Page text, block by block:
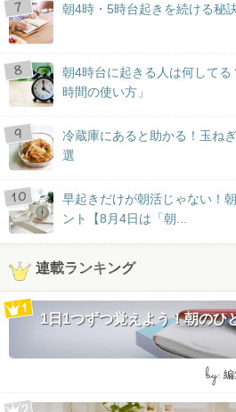
朝4時・5時台起きを続ける秘
朝4時台に起きる人は何して
時間の使い方」
冷蔵庫にあると助かる！玉ね
選
早起きだけが朝活じゃない！
ント【8月4日は「朝...
連載ランキング
1日1つずつ覚えよう！朝のひ
by: 編